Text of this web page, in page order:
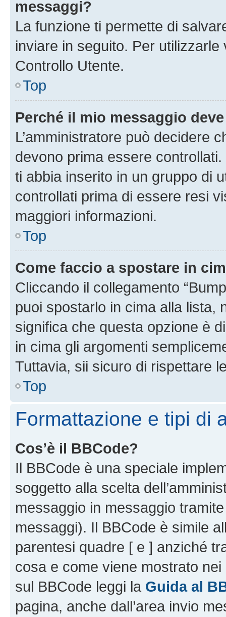
messaggi?
La funzione ti permette di
inviare in seguito. Per utilizzarle
Controllo Utente.
Top
Perché il mio messaggio
L’amministratore può decidere
devono prima essere
ti abbia inserito in un gruppo di
controllati prima di essere resi
maggiori informazioni.
Top
Come faccio a spostare in
Cliccando il collegamento
puoi spostarlo in cima alla lista,
significa che questa opzione è
in cima gli argomenti
Tuttavia, sii sicuro di rispettare
Top
Formattazione e tipi di
Cos’è il BBCode?
Il BBCode è una speciale
soggetto alla scelta
messaggio in messaggio
messaggi). Il BBCode è simile
parentesi quadre [ e ] anziché
cosa e come viene mostrato
sul BBCode leggi la Guida al
pagina, anche dall’area invio